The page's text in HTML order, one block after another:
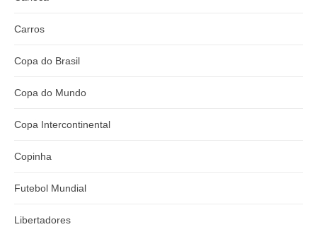
Carros
Copa do Brasil
Copa do Mundo
Copa Intercontinental
Copinha
Futebol Mundial
Libertadores